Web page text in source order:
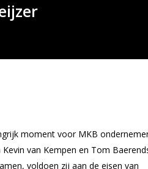
moment voor MKB
van Kempen en Tom
voldoen zij aan de eisen van